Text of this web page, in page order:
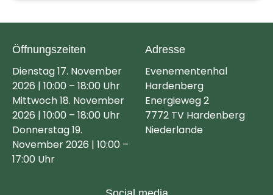
Öffnungszeiten
Dienstag 17. November
2026 | 10:00 – 18:00 Uhr
Mittwoch 18. November
2026 | 10:00 – 18:00 Uhr
Donnerstag 19.
November 2026 | 10:00 –
17:00 Uhr
Adresse
Evenementenhal
Hardenberg
Energieweg 2
7772 TV Hardenberg
Niederlande